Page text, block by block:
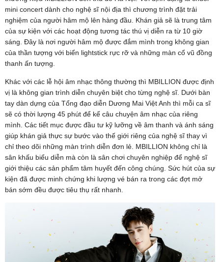
mini concert dành cho nghệ sĩ nội địa thì chương trình đặt trải
nghiệm của người hâm mộ lên hàng đầu. Khán giả sẽ là trung tâm
của sự kiện với các hoạt động tương tác thú vị diễn ra từ 10 giờ
sáng. Đây là nơi người hâm mộ được đắm mình trong không gian
của thần tượng với biển lightstick rực rỡ và những màn cổ vũ đồng
thanh ấn tượng.
Khác với các lễ hội âm nhạc thông thường thì MBILLION được định
vị là không gian trình diễn chuyên biệt cho từng nghệ sĩ. Dưới bàn
tay dàn dựng của Tổng đạo diễn Dương Mai Việt Anh thì mỗi ca sĩ
sẽ có thời lượng 45 phút để kể câu chuyện âm nhạc của riêng
mình. Các tiết mục được đầu tư kỹ lưỡng về âm thanh và ánh sáng
giúp khán giả thực sự bước vào thế giới riêng của nghệ sĩ thay vì
chỉ theo dõi những màn trình diễn đơn lẻ. MBILLION không chỉ là
sân khấu biểu diễn mà còn là sân chơi chuyên nghiệp để nghệ sĩ
giới thiệu các sản phẩm tâm huyết đến công chúng. Sức hút của sự
kiện đã được minh chứng khi lượng vé bán ra trong các đợt mở
bán sớm đều được tiêu thụ rất nhanh.